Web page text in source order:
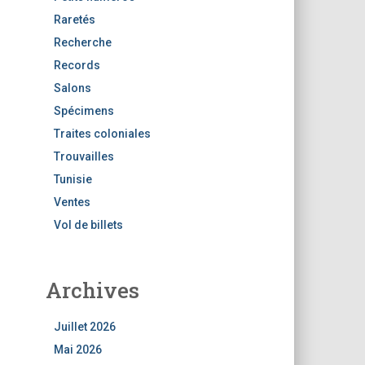
Raretés
Recherche
Records
Salons
Spécimens
Traites coloniales
Trouvailles
Tunisie
Ventes
Vol de billets
Archives
Juillet 2026
Mai 2026